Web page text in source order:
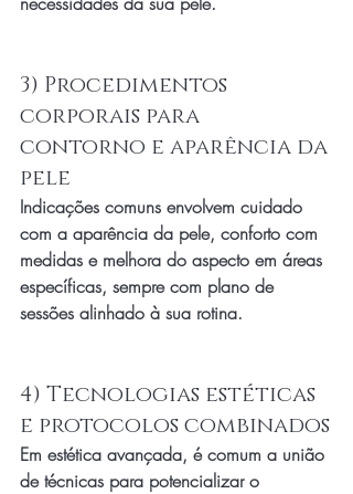
3) Procedimentos
corporais para
contorno e aparência da
pele
Indicações comuns envolvem cuidado
com a aparência da pele, conforto com
medidas e melhora do aspecto em áreas
específicas, sempre com plano de
sessões alinhado à sua rotina.
4) Tecnologias estéticas
e protocolos combinados
Em estética avançada, é comum a união
de técnicas para potencializar o